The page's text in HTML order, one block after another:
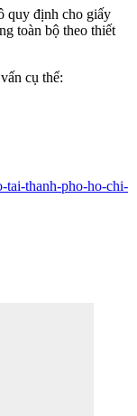
quy định cho giấy
toàn bộ theo thiết
cụ thể:
tai-thanh-pho-ho-chi-